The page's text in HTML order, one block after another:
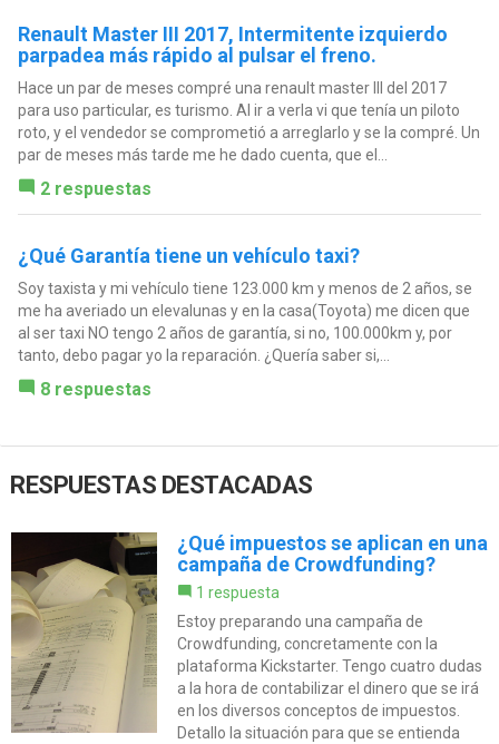
Renault Master III 2017, Intermitente izquierdo
parpadea más rápido al pulsar el freno.
Hace un par de meses compré una renault master III del 2017
para uso particular, es turismo. Al ir a verla vi que tenía un piloto
roto, y el vendedor se comprometió a arreglarlo y se la compré. Un
par de meses más tarde me he dado cuenta, que el...
2 respuestas
¿Qué Garantía tiene un vehículo taxi?
Soy taxista y mi vehículo tiene 123.000 km y menos de 2 años, se
me ha averiado un elevalunas y en la casa(Toyota) me dicen que
al ser taxi NO tengo 2 años de garantía, si no, 100.000km y, por
tanto, debo pagar yo la reparación. ¿Quería saber si,...
8 respuestas
RESPUESTAS DESTACADAS
¿Qué impuestos se aplican en una
campaña de Crowdfunding?
1 respuesta
Estoy preparando una campaña de
Crowdfunding, concretamente con la
plataforma Kickstarter. Tengo cuatro dudas
a la hora de contabilizar el dinero que se irá
en los diversos conceptos de impuestos.
Detallo la situación para que se entienda